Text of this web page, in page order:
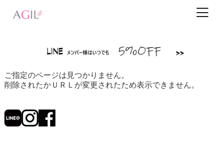
ご指定のページは見つかりません。
削除されたかＵＲＬが変更されたため表示できません。